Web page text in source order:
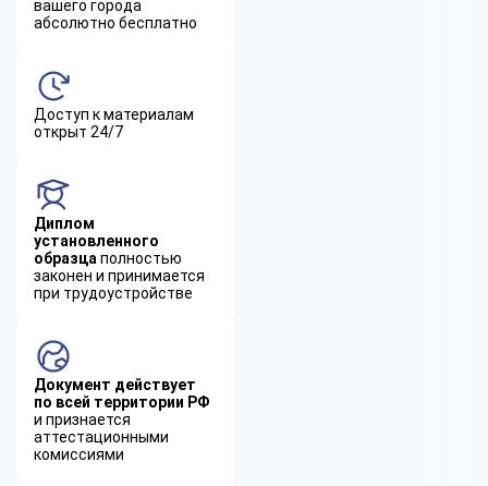
вашего города
абсолютно бесплатно
Доступ к материалам
открыт 24/7
Диплом
установленного
образца полностью
законен и принимается
при трудоустройстве
Документ действует
по всей территории РФ
и признается
аттестационными
комиссиями